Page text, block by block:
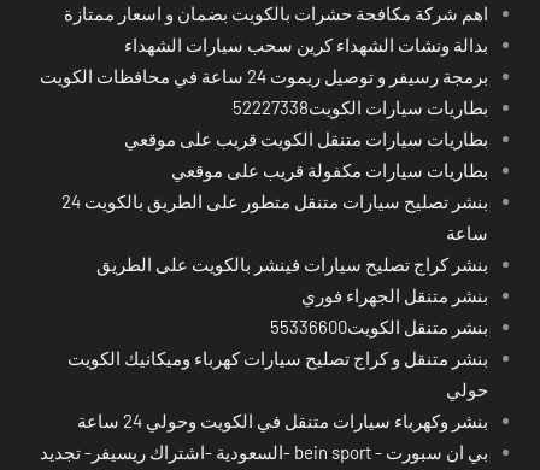
اهم شركة مكافحة حشرات بالكويت بضمان و اسعار ممتازة
بدالة ونشات الشهداء كرين سحب سيارات الشهداء
برمجة رسيفر و توصيل ريموت 24 ساعة في محافظات الكويت
بطاريات سيارات الكويت52227338
بطاريات سيارات متنقل الكويت قريب على موقعي
بطاريات سيارات مكفولة قريب على موقعي
بنشر تصليح سيارات متنقل متطور على الطريق بالكويت 24
ساعة
بنشر كراج تصليح سيارات فينشر بالكويت على الطريق
بنشر متنقل الجهراء فوري
بنشر متنقل الكويت55336600
بنشر متنقل و كراج تصليح سيارات كهرباء وميكانيك الكويت
حولي
بنشر وكهرباء سيارات متنقل في الكويت وحولي 24 ساعة
بي ان سبورت - bein sport -السعودية -اشتراك ريسيفر- تجديد